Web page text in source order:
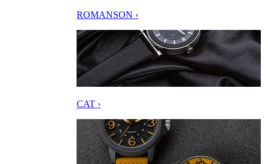
ROMANSON ›
CAT ›